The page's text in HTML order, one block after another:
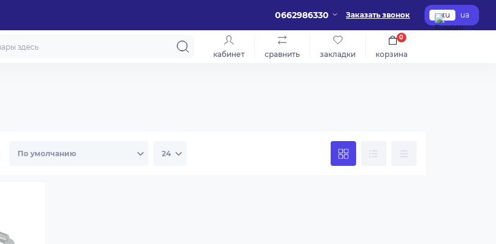
0662986330 Заказать звонок ru ua
кабинет сравнить закладки корзина
0